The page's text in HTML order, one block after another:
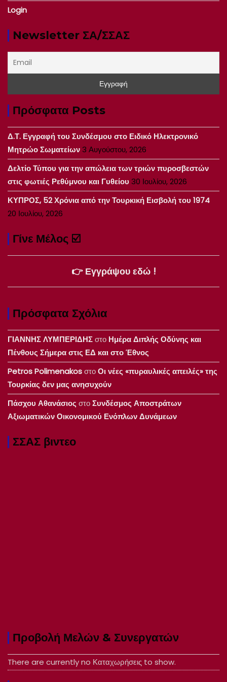
Login
Newsletter ΣΑ/ΣΣΑΣ
Πρόσφατα Posts
Δ.Τ. Εγγραφή του Συνδέσμου στο Ειδικό Ηλεκτρονικό
Μητρώο Σωματείων3 Αυγούστου, 2026
Δελτίο Τύπου για την απώλεια των τριών πυροσβεστών
στις φωτιές Ρεθύμνου και Γυθείου 30 Ιουλίου, 2026
ΚΥΠΡΟΣ, 52 Χρόνια από την Τουρκική Εισβολή του 1974
20 Ιουλίου, 2026
Γίνε Μέλος ☑️
👉 Εγγράψου εδώ !
Πρόσφατα Σχόλια
ΓΙΑΝΝΗΣ ΛΥΜΠΕΡΙΔΗΣστο Ημέρα Διπλής Οδύνης και
Πένθους Σήμερα στις ΕΔ και στο Έθνος
Petros PolimenakosστοΟι νέες «πυραυλικές απειλές» της
Τουρκίας δεν μας ανησυχούν
Πάσχου ΑθανάσιοςστοΣυνδέσμος Αποστράτων
Αξιωματικών Οικονομικού Ενόπλων Δυνάμεων
ΣΣΑΣ βιντεο
Προβολή Μελών & Συνεργατών
There are currently no Καταχωρήσεις to show.